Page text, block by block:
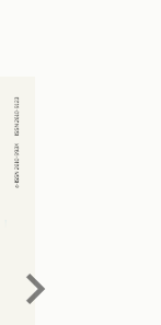
chevron_right